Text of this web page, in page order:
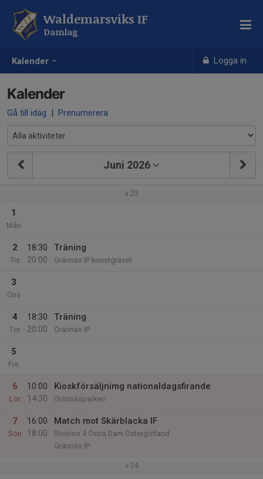
Kalender Logga in
Waldemarsviks IF
Damlag
Kalender
Gå till idag | Prenumerera
Juni 2026
v.23
1
Mån
2
Tis
18:30
20:00
Träning
Grännäs IP konstgräset
3
Ons
4
Tor
18:30
20:00
Träning
Grännäs IP
5
Fre
6
Lör
10:00
14:30
Kioskförsäljnimg nationaldagsfirande
Grännäsparken
7
Sön
16:00
18:00
Match mot Skärblacka IF
Division 4 Östra Dam Östergötland
Grännäs IP
v.24